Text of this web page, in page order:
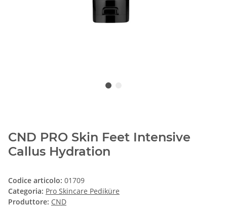
CND PRO Skin Feet Intensive
Callus Hydration
Codice articolo: 01709
Categoria: Pro Skincare Pediküre
Produttore: CND